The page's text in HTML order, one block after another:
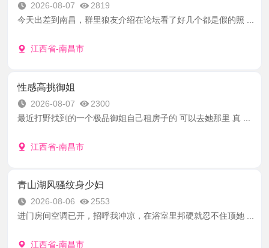
2026-08-07
2819
今天出差到南昌，群里狼友介绍在论坛看了好几个都是假的照 ...
江西省-南昌市
性感高挑御姐
2026-08-07
2300
最近打野找到的一个极品御姐自己租房子的 可以去她那里 真 ...
江西省-南昌市
青山湖风骚纹身少妇
2026-08-06
2553
进门房间空调已开，招呼我冲凉，在浴室里邦硬就忍不住顶她 ...
江西省-南昌市